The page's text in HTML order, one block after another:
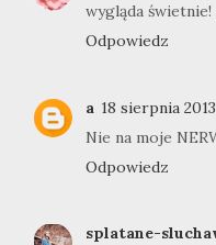
wygląda świetnie!
Odpowiedz
a 18 sierpnia
Nie na moje
Odpowiedz
splatane-